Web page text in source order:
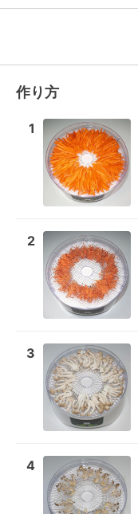
作り方
1
2
3
4